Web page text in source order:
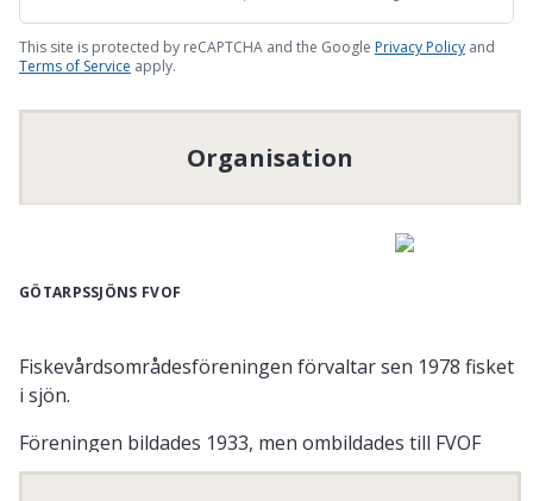
This site is protected by reCAPTCHA and the Google Privacy Policy and
Terms of Service apply.
Organisation
GÖTARPSSJÖNS FVOF
Fiskevårdsområdesföreningen förvaltar sen 1978 fisket
i sjön.
Föreningen bildades 1933, men ombildades till FVOF
1978. Fisket i sjön fungerar i huvudsak som